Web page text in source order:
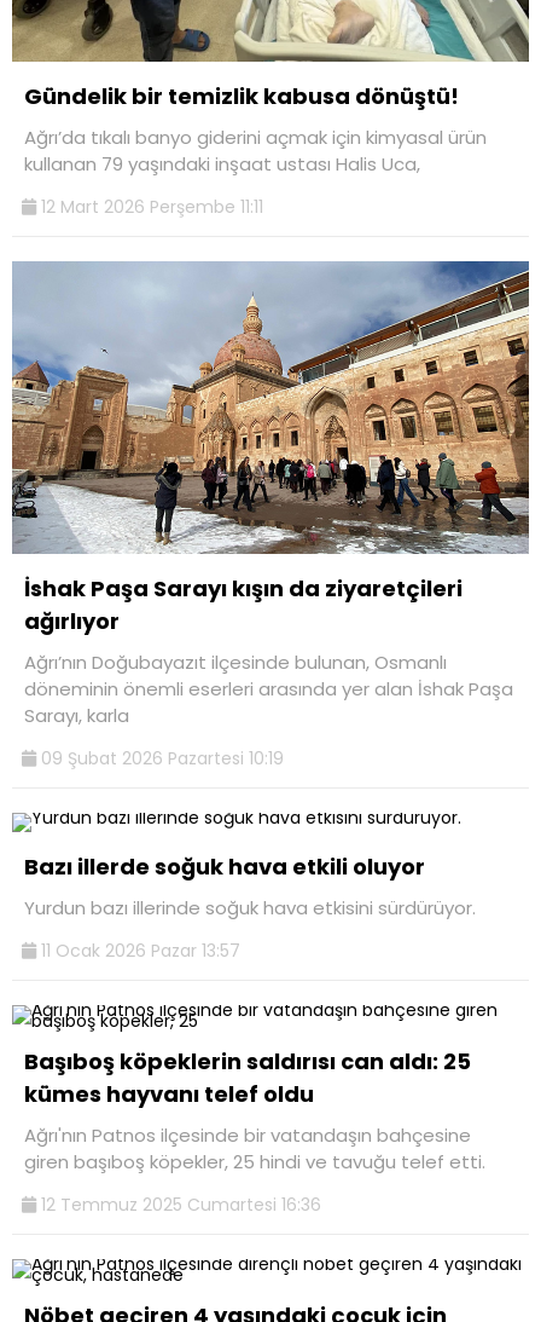
Gündelik bir temizlik kabusa dönüştü!
Ağrı’da tıkalı banyo giderini açmak için kimyasal ürün
kullanan 79 yaşındaki inşaat ustası Halis Uca,
12 Mart 2026 Perşembe 11:11
İshak Paşa Sarayı kışın da ziyaretçileri
ağırlıyor
Ağrı’nın Doğubayazıt ilçesinde bulunan, Osmanlı
döneminin önemli eserleri arasında yer alan İshak Paşa
Sarayı, karla
09 Şubat 2026 Pazartesi 10:19
Bazı illerde soğuk hava etkili oluyor
Yurdun bazı illerinde soğuk hava etkisini sürdürüyor.
11 Ocak 2026 Pazar 13:57
Başıboş köpeklerin saldırısı can aldı: 25
kümes hayvanı telef oldu
Ağrı'nın Patnos ilçesinde bir vatandaşın bahçesine
giren başıboş köpekler, 25 hindi ve tavuğu telef etti.
12 Temmuz 2025 Cumartesi 16:36
Nöbet geçiren 4 yaşındaki çocuk için